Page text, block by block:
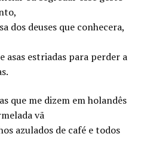
dos deuses que conhecera,
asas estriadas para perder a
que me dizem em holandês
vã
azulados de café e todos